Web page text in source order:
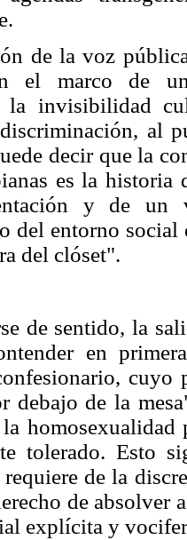
de la voz
el marco de
la invisibilidad
al
decir que la
es la
y de un
del entorno
del clóset".
de sentido, la
en
cuyo
debajo de la
tolerado. Esto
de la
de absolver
explícita y